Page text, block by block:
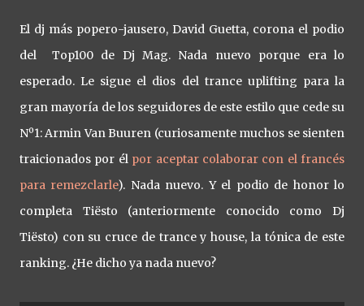
El dj más popero-jausero, David Guetta, corona el podio
del Top100 de Dj Mag. Nada nuevo porque era lo
esperado. Le sigue el dios del trance uplifting para la
gran mayoría de los seguidores de este estilo que cede su
Nº1: Armin Van Buuren (curiosamente muchos se sienten
traicionados por él por aceptar colaborar con el francés
para remezclarle). Nada nuevo. Y el podio de honor lo
completa Tiësto (anteriormente conocido como Dj
Tiësto) con su cruce de trance y house, la tónica de este
ranking. ¿He dicho ya nada nuevo?